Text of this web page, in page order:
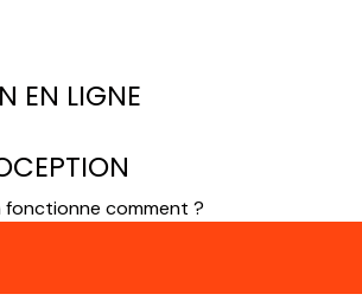
EN LIGNE
fonctionne comment ?